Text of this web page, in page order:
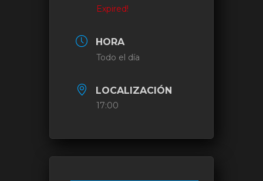
Expired!
HORA
Todo el día
LOCALIZACIÓN
17:00